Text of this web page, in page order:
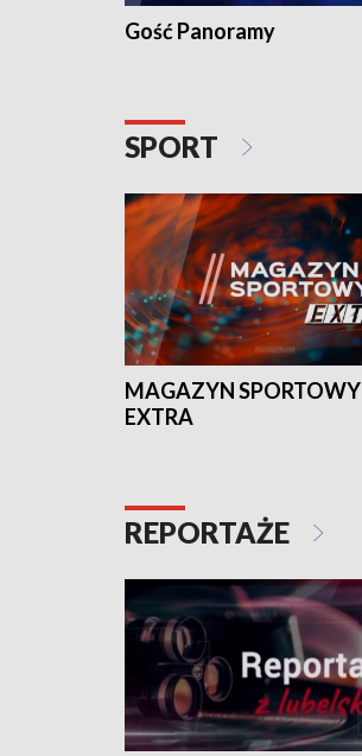
Gość Panoramy
SPORT
MAGAZYN SPORTOWY
EXTRA
REPORTAŻE